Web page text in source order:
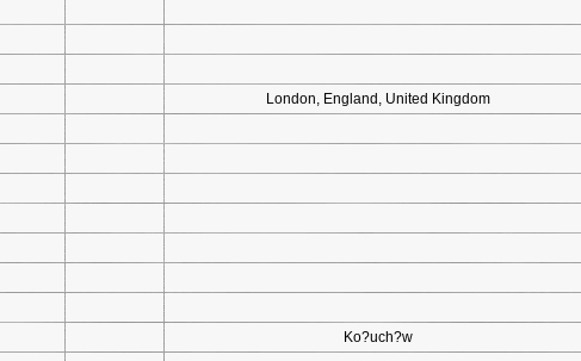
London, England, United Kingdom
Ko?uch?w